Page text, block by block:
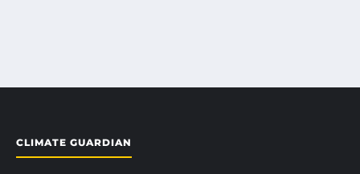
CLIMATE GUARDIAN